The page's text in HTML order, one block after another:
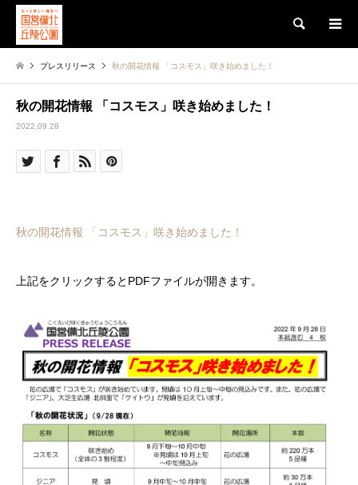
検索
プレスリリース 秋の開花情報 「コスモス」咲き始めました！
秋の開花情報 「コスモス」咲き始めました！
2022.09.28
秋の開花情報 「コスモス」咲き始めました！
上記をクリックするとPDFファイルが開きます。